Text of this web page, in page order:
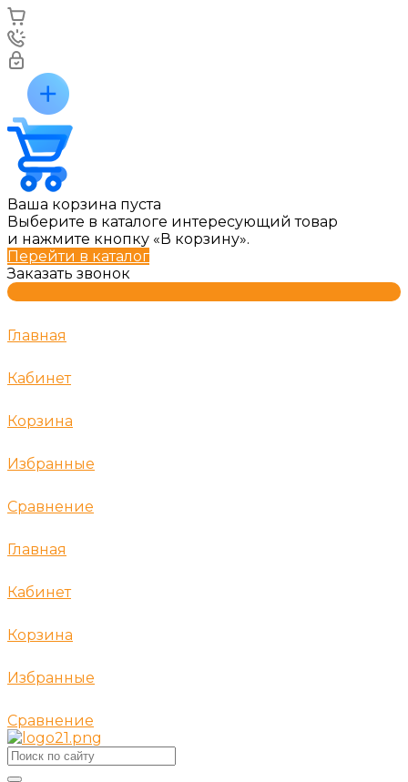
Ваша корзина пуста
Выберите в каталоге интересующий товар
и нажмите кнопку «В корзину».
Перейти в каталог
Заказать звонок
Главная
Кабинет
Корзина
Избранные
Сравнение
Главная
Кабинет
Корзина
Избранные
Сравнение